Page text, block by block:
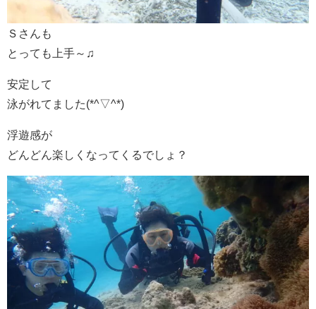
Ｓさんも
とっても上手～♫
安定して
泳がれてました(*^▽^*)
浮遊感が
どんどん楽しくなってくるでしょ？